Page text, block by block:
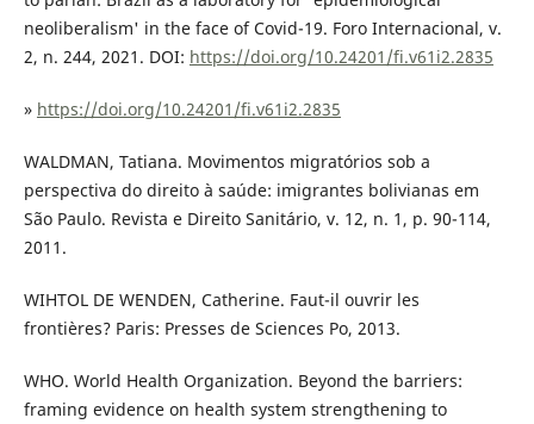
neoliberalism' in the face of Covid-19. Foro Internacional, v.
2, n. 244, 2021. DOI: https://doi.org/10.24201/fi.v61i2.2835
» https://doi.org/10.24201/fi.v61i2.2835
WALDMAN, Tatiana. Movimentos migratórios sob a
perspectiva do direito à saúde: imigrantes bolivianas em
São Paulo. Revista e Direito Sanitário, v. 12, n. 1, p. 90-114,
2011.
WIHTOL DE WENDEN, Catherine. Faut-il ouvrir les
frontières? Paris: Presses de Sciences Po, 2013.
WHO. World Health Organization. Beyond the barriers:
framing evidence on health system strengthening to